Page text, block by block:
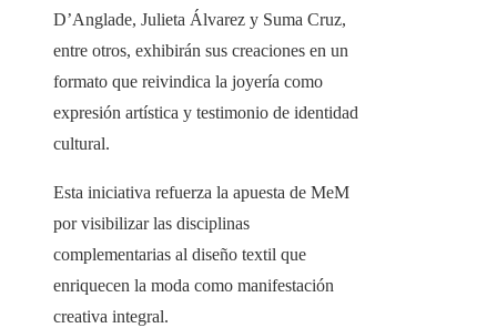
D’Anglade, Julieta Álvarez y Suma Cruz,
entre otros, exhibirán sus creaciones en un
formato que reivindica la joyería como
expresión artística y testimonio de identidad
cultural.
Esta iniciativa refuerza la apuesta de MeM
por visibilizar las disciplinas
complementarias al diseño textil que
enriquecen la moda como manifestación
creativa integral.